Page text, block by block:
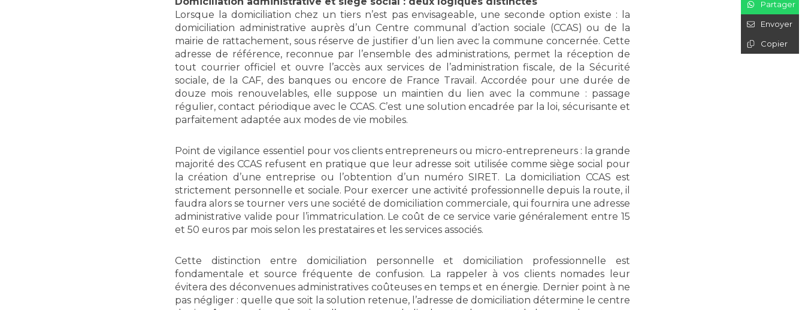
Lorsque la domiciliation chez un tiers n’est pas envisageable, une seconde option existe : la
domiciliation administrative auprès d’un Centre communal d’action sociale (CCAS) ou de la
mairie de rattachement, sous réserve de justifier d’un lien avec la commune concernée. Cette
adresse de référence, reconnue par l’ensemble des administrations, permet la réception de
tout courrier officiel et ouvre l’accès aux services de l’administration fiscale, de la Sécurité
sociale, de la CAF, des banques ou encore de France Travail. Accordée pour une durée de
douze mois renouvelables, elle suppose un maintien du lien avec la commune : passage
régulier, contact périodique avec le CCAS. C’est une solution encadrée par la loi, sécurisante et
parfaitement adaptée aux modes de vie mobiles.
Point de vigilance essentiel pour vos clients entrepreneurs ou micro-entrepreneurs : la grande
majorité des CCAS refusent en pratique que leur adresse soit utilisée comme siège social pour
la création d’une entreprise ou l’obtention d’un numéro SIRET. La domiciliation CCAS est
strictement personnelle et sociale. Pour exercer une activité professionnelle depuis la route, il
faudra alors se tourner vers une société de domiciliation commerciale, qui fournira une adresse
administrative valide pour l’immatriculation. Le coût de ce service varie généralement entre 15
et 50 euros par mois selon les prestataires et les services associés.
Cette distinction entre domiciliation personnelle et domiciliation professionnelle est
fondamentale et source fréquente de confusion. La rappeler à vos clients nomades leur
évitera des déconvenues administratives coûteuses en temps et en énergie. Dernier point à ne
pas négliger : quelle que soit la solution retenue, l’adresse de domiciliation détermine le centre
Partager
Envoyer
Copier